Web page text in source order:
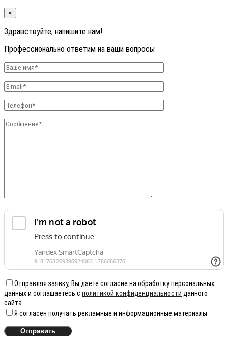
×
Здравствуйте, напишите нам!
Профессионально ответим на ваши вопросы
Отправляя заявку, Вы даете согласие на обработку персональных
данных и соглашаетесь с политикой конфиденциальности данного
сайта
Я согласен получать рекламные и информационные материалы